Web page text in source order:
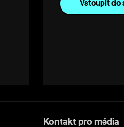
Vstoupit do
Kontakt pro média